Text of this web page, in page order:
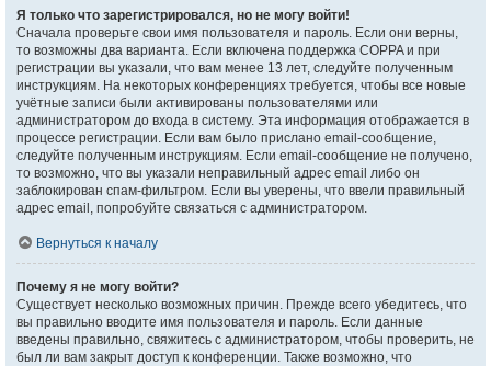
Я только что зарегистрировался, но не могу войти!
Сначала проверьте свои имя пользователя и пароль. Если они верны,
то возможны два варианта. Если включена поддержка COPPA и при
регистрации вы указали, что вам менее 13 лет, следуйте полученным
инструкциям. На некоторых конференциях требуется, чтобы все новые
учётные записи были активированы пользователями или
администратором до входа в систему. Эта информация отображается в
процессе регистрации. Если вам было прислано email-сообщение,
следуйте полученным инструкциям. Если email-сообщение не получено,
то возможно, что вы указали неправильный адрес email либо он
заблокирован спам-фильтром. Если вы уверены, что ввели правильный
адрес email, попробуйте связаться с администратором.
Вернуться к началу
Почему я не могу войти?
Существует несколько возможных причин. Прежде всего убедитесь, что
вы правильно вводите имя пользователя и пароль. Если данные
введены правильно, свяжитесь с администратором, чтобы проверить, не
был ли вам закрыт доступ к конференции. Также возможно, что